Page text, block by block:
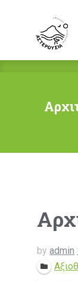
by admin